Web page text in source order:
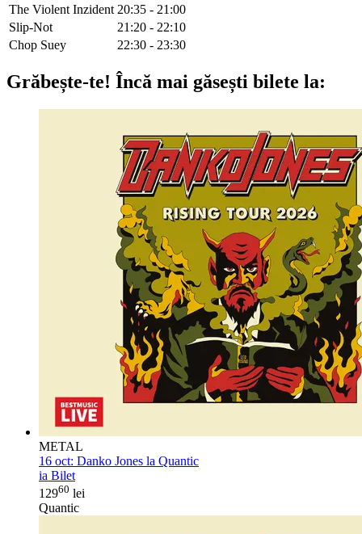
The Violent Inzident 20:35 - 21:00
Slip-Not
21:20 - 22:10
Chop Suey
22:30 - 23:30
Grăbește-te! Încă mai găsești bilete la:
METAL
16 oct: Danko Jones la Quantic
ia Bilet
12960 lei
Quantic